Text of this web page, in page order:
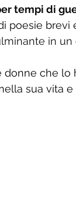
tempi di
poesie brevi
in un
donne che lo
sua vita